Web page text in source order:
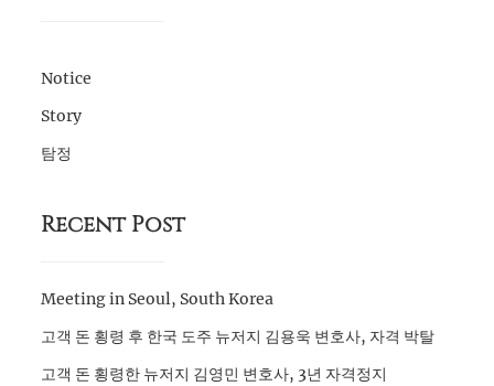
Notice
Story
탐정
Recent Post
Meeting in Seoul, South Korea
고객 돈 횡령 후 한국 도주 뉴저지 김용욱 변호사, 자격 박탈
고객 돈 횡령한 뉴저지 김영민 변호사, 3년 자격정지